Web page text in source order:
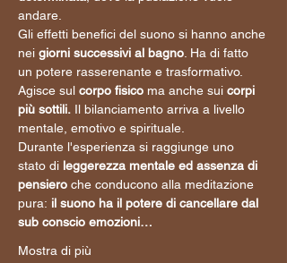
andare.
Gli effetti benefici del suono si hanno anche
nei giorni successivi al bagno . Ha di fatto
un potere rasserenante e trasformativo.
Agisce sul corpo fisico ma anche sui corpi
più sottili. Il bilanciamento arriva a livello
mentale, emotivo e spirituale.
Durante l'esperienza si raggiunge uno
stato di leggerezza mentale ed assenza di
pensiero che conducono alla meditazione
pura: il suono ha il potere di cancellare dal
sub conscio emozioni…
Mostra di più